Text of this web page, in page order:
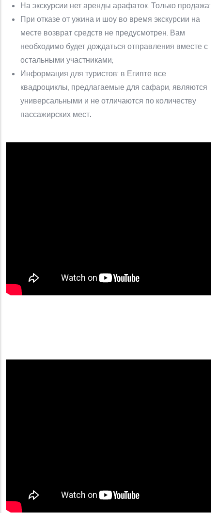
На экскурсии нет аренды арафаток. Только продажа;
При отказе от ужина и шоу во время экскурсии на
месте возврат средств не предусмотрен. Вам
необходимо будет дождаться отправления вместе с
остальными участниками;
Информация для туристов: в Египте все
квадроциклы, предлагаемые для сафари, являются
универсальными и не отличаются по количеству
пассажирских мест.